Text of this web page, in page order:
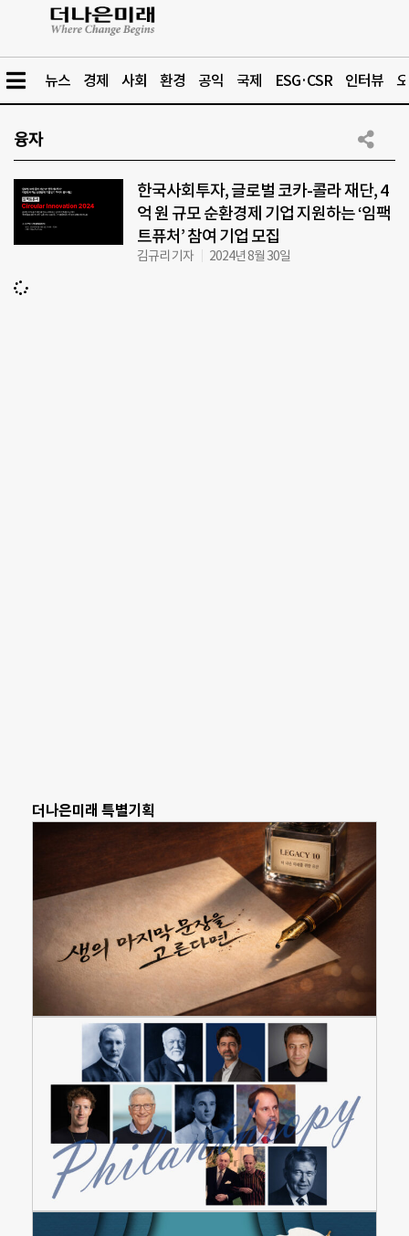
뉴스 경제 사회 환경 공익 국제 ESG·CSR 인터뷰
융자
한국사회투자, 글로벌 코카-콜라 재단, 4
억 원 규모 순환경제 기업 지원하는 ‘임팩
트퓨처’ 참여 기업 모집
김규리 기자 2024년 8월 30일
더나은미래 특별기획